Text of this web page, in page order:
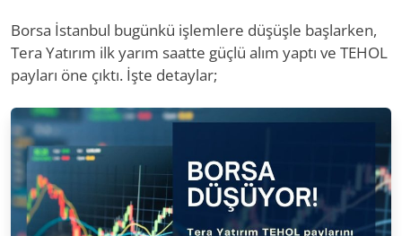
Borsa İstanbul bugünkü işlemlere düşüşle başlarken,
Tera Yatırım ilk yarım saatte güçlü alım yaptı ve TEHOL
payları öne çıktı. İşte detaylar;